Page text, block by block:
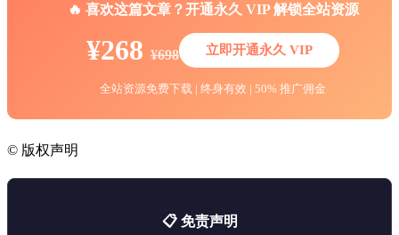
🔥 喜欢这篇文章？开通永久 VIP 解锁全站资源
¥268 ¥698 立即开通永久 VIP
全站资源免费下载 | 终身有效 | 50% 推广佣金
© 版权声明
📋 免责声明